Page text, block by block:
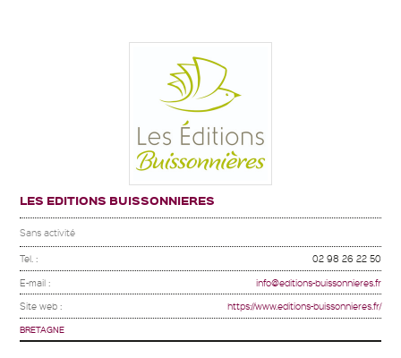
LES EDITIONS BUISSONNIERES
Sans activité
Tel. : 02 98 26 22 50
E-mail : info@editions-buissonnieres.fr
Site web : https://www.editions-buissonnieres.fr/
BRETAGNE